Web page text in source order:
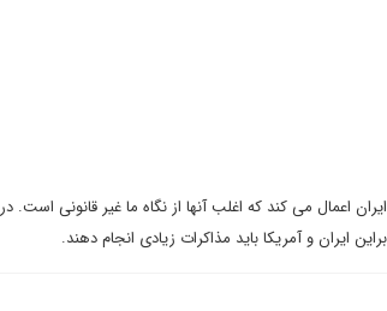
اعمال می کند که اغلب آنها از نگاه ما غیر قانونی است. در
ایران و آمریکا باید مذاکرات زیادی انجام دهند.